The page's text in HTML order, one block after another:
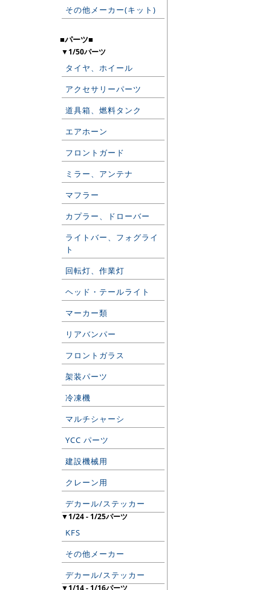
その他メーカー(キット)
■パーツ■
▼1/50パーツ
タイヤ、ホイール
アクセサリーパーツ
道具箱、燃料タンク
エアホーン
フロントガード
ミラー、アンテナ
マフラー
カプラー、ドローバー
ライトバー、フォグライ
ト
回転灯、作業灯
ヘッド・テールライト
マーカー類
リアバンパー
フロントガラス
架装パーツ
冷凍機
マルチシャーシ
YCC パーツ
建設機械用
クレーン用
デカール/ステッカー
▼1/24 - 1/25パーツ
KFS
その他メーカー
デカール/ステッカー
▼1/14 - 1/16パーツ